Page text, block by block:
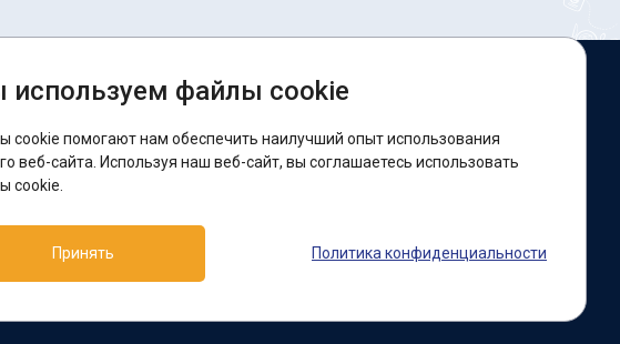
Мы в соцсетях:
Facebook
Поддержка:
Telegram-бот
файлы cookie
cookie помогают нам обеспечить наилучший опыт использования
веб-сайта. Используя наш веб-сайт, вы соглашаетесь использовать
cookie.
Принять Политика конфиденциальности